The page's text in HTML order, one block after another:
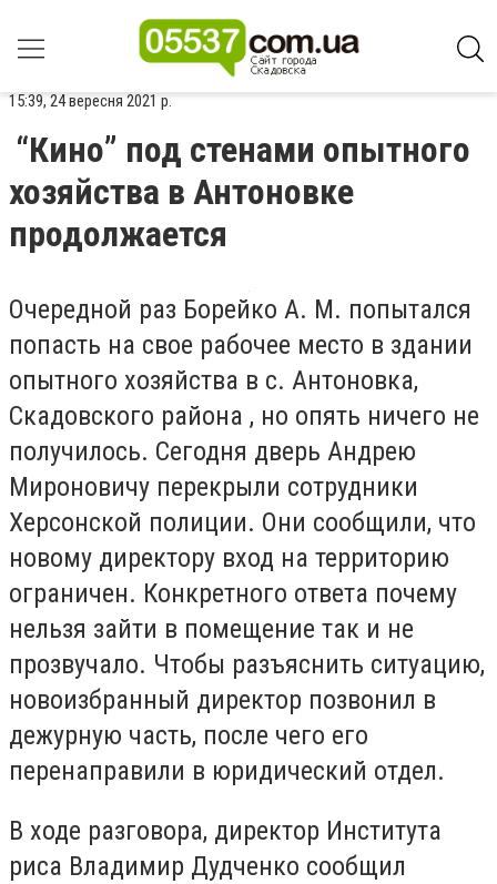
15:39, 24 вересня 2021 р.
“Кино” под стенами опытного
хозяйства в Антоновке
продолжается
Очередной раз Борейко А. М. попытался
попасть на свое рабочее место в здании
опытного хозяйства в с. Антоновка,
Скадовского района , но опять ничего не
получилось. Сегодня дверь Андрею
Мироновичу перекрыли сотрудники
Херсонской полиции. Они сообщили, что
новому директору вход на территорию
ограничен. Конкретного ответа почему
нельзя зайти в помещение так и не
прозвучало. Чтобы разъяснить ситуацию,
новоизбранный директор позвонил в
дежурную часть, после чего его
перенаправили в юридический отдел.
В ходе разговора, директор Института
риса Владимир Дудченко сообщил